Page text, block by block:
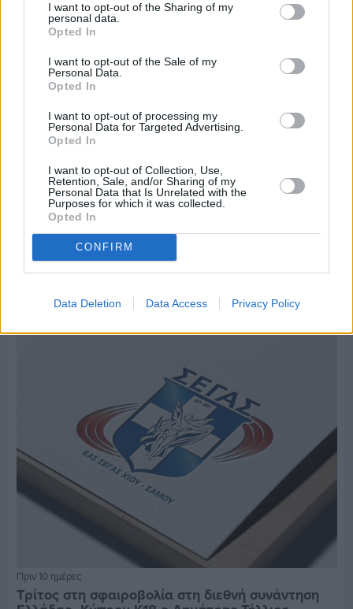
I want to opt-out of the Sharing of my
personal data.
Opted In
I want to opt-out of the Sale of my
Personal Data.
Opted In
I want to opt-out of processing my
Personal Data for Targeted Advertising.
Opted In
I want to opt-out of Collection, Use,
Retention, Sale, and/or Sharing of my
Personal Data that Is Unrelated with the
Purposes for which it was collected.
Opted In
CONFIRM
Data Deletion Data Access Privacy Policy
Πριν 10 ημέρες
ομάδα του «Πολίτη»
Πριν 10 ημέρες
Τρίτος στη σφαιροβολία στη διεθνή συνάντηση